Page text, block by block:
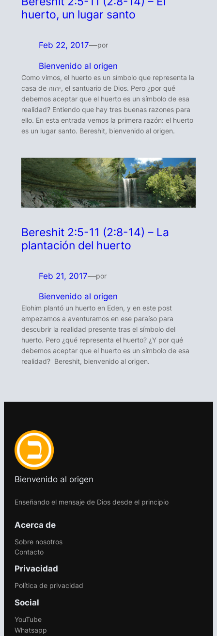
huerto, un lugar santo
Feb 22, 2017—por
Bienvenido al origen
Como vimos, el huerto es un símbolo que representa la
casa de יהוה, el santuario de Dios. Pero ¿por qué
debemos aceptar que el huerto es un símbolo de esa
realidad? Entiendo que hay tres buenas razones para
ello. En esta entrada vemos la primera razón: el huerto
es un lugar santo. Bereshit, bienvenido al origen.
Bereshit 2:5-11 (2:8-14) – La
plantación del huerto
Feb 21, 2017—por
Bienvenido al origen
Elohim plantó un huerto en Eden, y en este post
empezamos a aventuramos en ese paraíso para
descubrir la realidad presente tras el símbolo del
huerto. Pero ¿qué representa el huerto? ¿Y por qué
debemos aceptar que el huerto es un símbolo de esa
realidad? Bereshit, bienvenido al origen.
Bienvenido al origen
Enseñando el mensaje de Dios desde el principio
Acerca de
Sobre nosotros
Contacto
Privacidad
Política de privacidad
Social
YouTube
Whatsapp